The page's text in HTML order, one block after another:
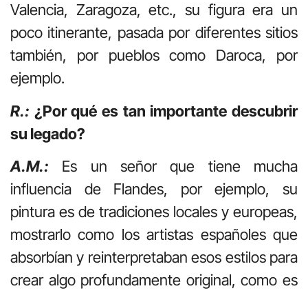
Valencia, Zaragoza, etc., su figura era un
poco itinerante, pasada por diferentes sitios
también, por pueblos como Daroca, por
ejemplo.
R.: ¿Por qué es tan importante descubrir
su legado?
A.M.: Es un señor que tiene mucha
influencia de Flandes, por ejemplo, su
pintura es de tradiciones locales y europeas,
mostrarlo como los artistas españoles que
absorbían y reinterpretaban esos estilos para
crear algo profundamente original, como es